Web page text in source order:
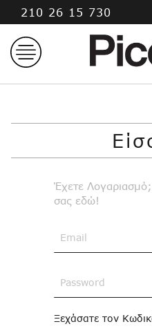
Μετάβαση
στο
210 26 15 730
Έχετε
σας εδώ!
Ξεχάσατε τον